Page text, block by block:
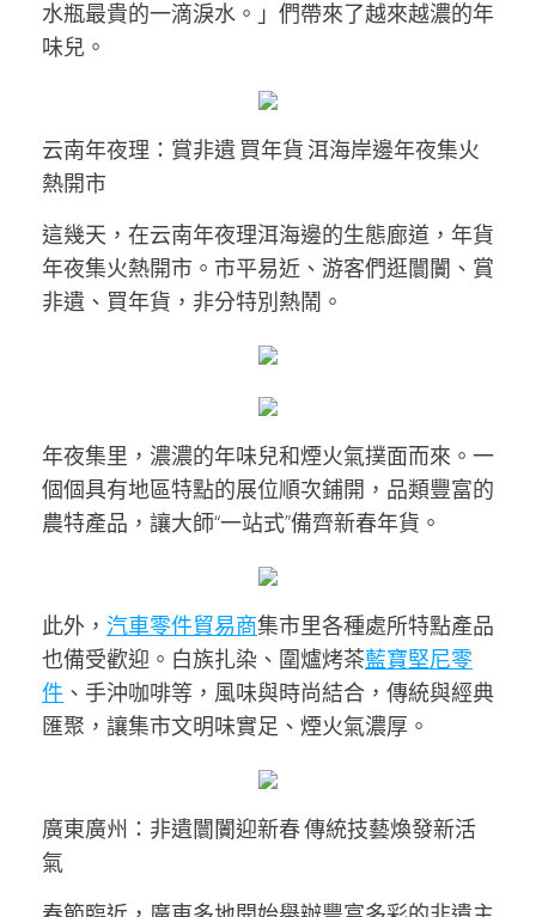
水瓶最貴的一滴淚水。」們帶來了越來越濃的年
味兒。
云南年夜理：賞非遺 買年貨 洱海岸邊年夜集火
熱開市
這幾天，在云南年夜理洱海邊的生態廊道，年貨
年夜集火熱開市。市平易近、游客們逛闤闠、賞
非遺、買年貨，非分特別熱鬧。
年夜集里，濃濃的年味兒和煙火氣撲面而來。一
個個具有地區特點的展位順次鋪開，品類豐富的
農特產品，讓大師“一站式”備齊新春年貨。
此外， 汽車零件貿易商集市里各種處所特點產品
也備受歡迎。白族扎染、圍爐烤茶藍寶堅尼零
件 、手沖咖啡等，風味與時尚結合，傳統與經典
匯聚，讓集市文明味實足、煙火氣濃厚。
廣東廣州：非遺闤闠迎新春 傳統技藝煥發新活
氣